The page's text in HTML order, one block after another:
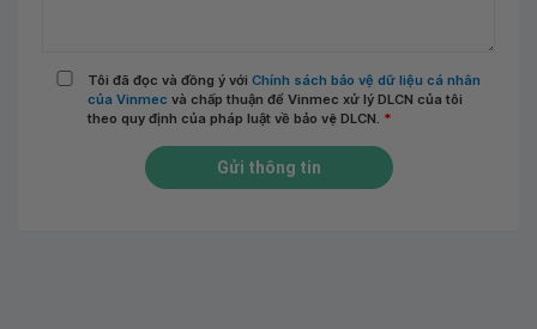
Tôi đã đọc và đồng ý với Chính sách bảo vệ dữ liệu cá nhân
của Vinmec và chấp thuận để Vinmec xử lý DLCN của tôi
theo quy định của pháp luật về bảo vệ DLCN. *
Gửi thông tin